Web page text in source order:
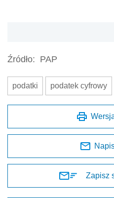
Źródło: PAP
podatki podatek cyfrowy
Zapisz